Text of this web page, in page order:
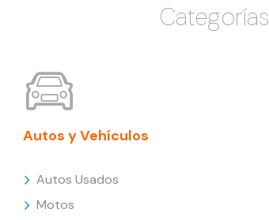
Categorías
Autos y Vehículos
Autos Usados
Motos